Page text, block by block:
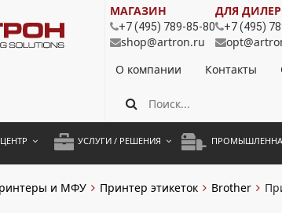
МАГАЗИН
+7 (495) 789-85-80
shop@artron.ru
ДЛЯ
+7 (495)
О компании
Контакты
УСЛУГИ / РЕШЕНИЯ
и МФУ Принтер этикеток Brother